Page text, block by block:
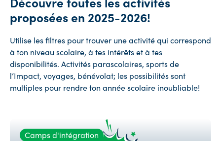
proposées en 2025-2026!
Utilise les filtres pour trouver une activité qui correspond
à ton niveau scolaire, à tes intérêts et à tes
disponibilités. Activités parascolaires, sports de
l’Impact, voyages, bénévolat; les possibilités sont
multiples pour rendre ton année scolaire inoubliable!
Camps d'intégration